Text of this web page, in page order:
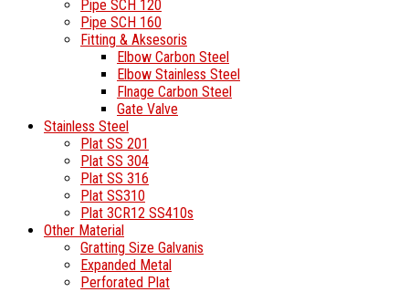
Pipe SCH 120
Pipe SCH 160
Fitting & Aksesoris
Elbow Carbon Steel
Elbow Stainless Steel
Flnage Carbon Steel
Gate Valve
Stainless Steel
Plat SS 201
Plat SS 304
Plat SS 316
Plat SS310
Plat 3CR12 SS410s
Other Material
Gratting Size Galvanis
Expanded Metal
Perforated Plat